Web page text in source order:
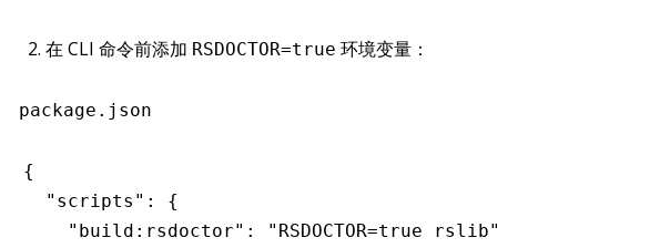
在 CLI 命令前添加 RSDOCTOR=true 环境变量：
package.json
{
  "scripts"
:
{
    "build:rsdoctor"
:
"RSDOCTOR=true rslib"